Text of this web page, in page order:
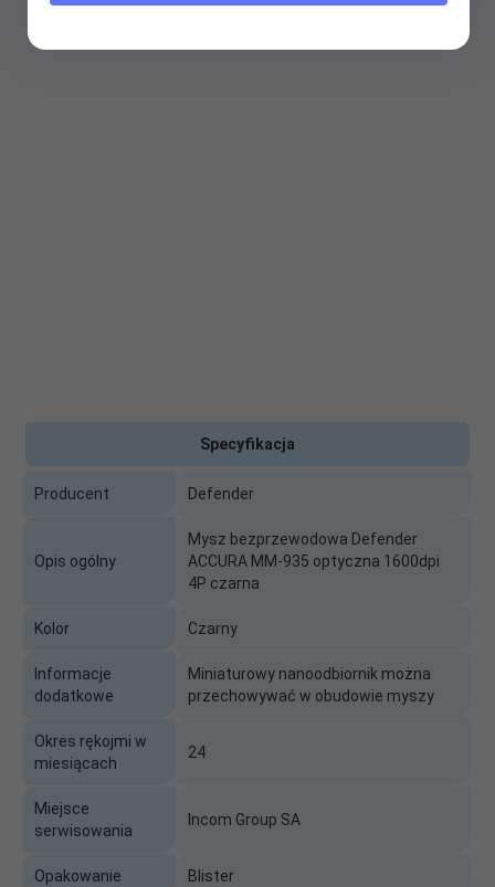
Specyfikacja
Producent Defender
Opis ogólny
Mysz bezprzewodowa Defender
ACCURA MM-935 optyczna 1600dpi
4P czarna
Kolor Czarny
Informacje
dodatkowe
Miniaturowy nanoodbiornik można
przechowywać w obudowie myszy
Okres rękojmi w
miesiącach
24
Miejsce
serwisowania
Incom Group SA
Opakowanie Blister